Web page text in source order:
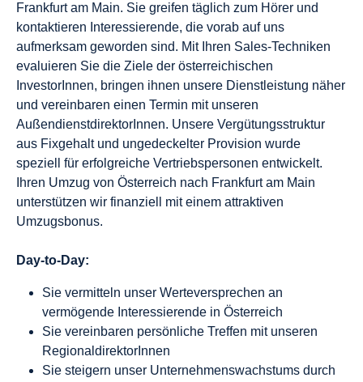
Frankfurt am Main. Sie greifen täglich zum Hörer und
kontaktieren Interessierende, die vorab auf uns
aufmerksam geworden sind. Mit Ihren Sales-Techniken
evaluieren Sie die Ziele der österreichischen
InvestorInnen, bringen ihnen unsere Dienstleistung näher
und vereinbaren einen Termin mit unseren
AußendienstdirektorInnen. Unsere Vergütungsstruktur
aus Fixgehalt und ungedeckelter Provision wurde
speziell für erfolgreiche Vertriebspersonen entwickelt.
Ihren Umzug von Österreich nach Frankfurt am Main
unterstützen wir finanziell mit einem attraktiven
Umzugsbonus.
Day-to-Day:
Sie vermitteln unser Werteversprechen an
vermögende Interessierende in Österreich
Sie vereinbaren persönliche Treffen mit unseren
RegionaldirektorInnen
Sie steigern unser Unternehmenswachstums durch